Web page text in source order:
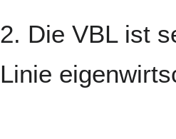
2. Die VBL ist
Linie